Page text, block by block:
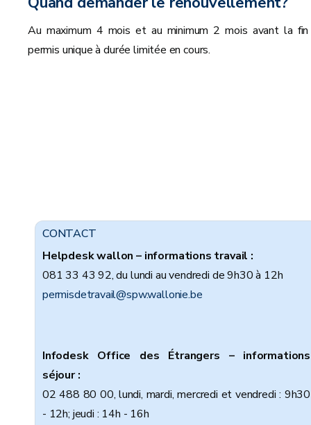
Au maximum 4 mois et au minimum 2 mois avant la
permis unique à durée limitée en cours.
CONTACT
Helpdesk wallon – informations travail :
081 33 43 92, du lundi au vendredi de 9h30 à 12h
permisdetravail@spw.wallonie.be
Infodesk Office des Étrangers – informations
séjour :
02 488 80 00, lundi, mardi, mercredi et vendredi : 9h30
- 12h; jeudi : 14h - 16h